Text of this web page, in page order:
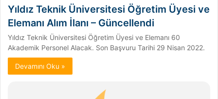
Yıldız Teknik Üniversitesi Öğretim Üyesi ve
Elemanı Alım İlanı – Güncellendi
Yıldız Teknik Üniversitesi Öğretim Üyesi ve Elemanı 60
Akademik Personel Alacak. Son Başvuru Tarihi 29 Nisan 2022.
Devamını Oku »